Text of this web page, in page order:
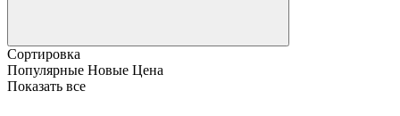
Сортировка
Популярные Новые Цена
Показать все